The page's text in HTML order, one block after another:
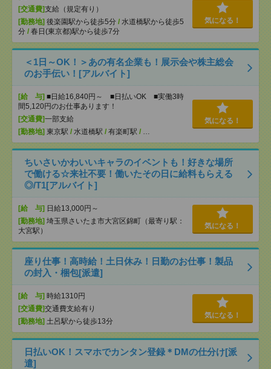
[交通費]支給（規定有り）
[勤務地] 後楽園駅から徒歩5分 / 水道橋駅から徒歩5
分 / 春日(東京都)駅から徒歩7分
気になる！
＜1日～OK！＞あの有名企業も！展示会や株主総会
のお手伝い！[アルバイト]
[給 与] ■日給16,840円～ ■日払いOK ■実働3時
間5,120円のお仕事あります！
[交通費]一部支給
[勤務地] 東京駅 / 水道橋駅 / 有楽町駅 / …
気になる！
ちいさいかわいいキャラのイベントも！好きな場所
で働ける☆来社不要！働いたその日に給料もらえる
◎/T1[アルバイト]
[給 与] 日給13,000円～
[勤務地] 埼玉県さいたま市大宮区錦町（最寄り駅：
大宮駅）
気になる！
座り仕事！高時給！土日休み！日勤のお仕事！製品
の封入・梱包[派遣]
[給 与] 時給1310円
[交通費]交通費支給有り
[勤務地] 土呂駅から徒歩13分
気になる！
日払いOK！スマホでカンタン登録＊DMの仕分け[派
遣]